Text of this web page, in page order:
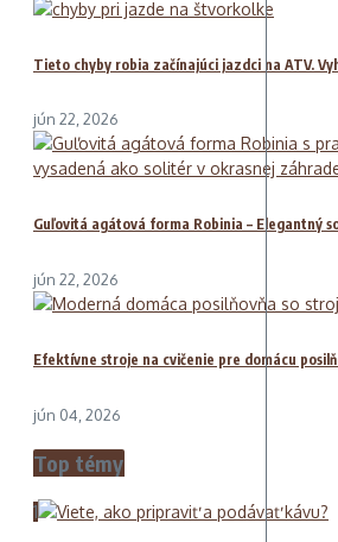
Tieto chyby robia začínajúci jazdci na ATV.
jún 22, 2026
Guľovitá agátová forma Robinia – Elegantný
jún 22, 2026
Efektívne stroje na cvičenie pre domácu
jún 04, 2026
Top témy
1